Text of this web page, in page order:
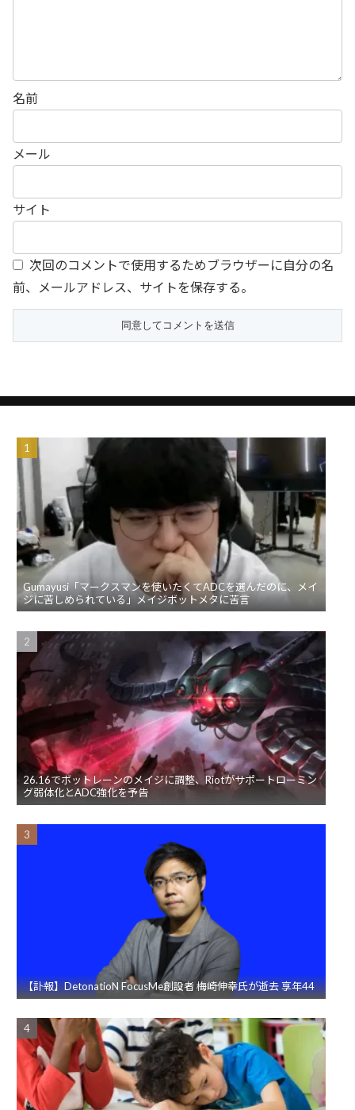
名前
メール
サイト
次回のコメントで使用するためブラウザーに自分の名
前、メールアドレス、サイトを保存する。
Gumayusi「マークスマンを使いたくてADCを選んだのに、メイ
ジに苦しめられている」メイジボットメタに苦言
26.16でボットレーンのメイジに調整、Riotがサポートローミン
グ弱体化とADC強化を予告
【訃報】DetonatioN FocusMe創設者 梅崎伸幸氏が逝去 享年44